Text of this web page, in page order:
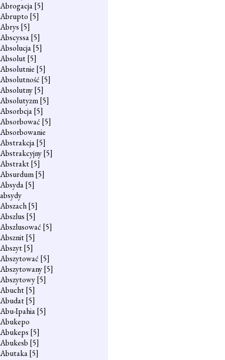
Abrogacja[5]
Abrupto [5]
Abrys [5]
Abscyssa[5]
Absolucja[5]
Absolut[5]
Absolutnie [5]
Absolutność [5]
Absolutny[5]
Absolutyzm[5]
Absorbcja[5]
Absorbować [5]
Absorbowanie
Abstrakcja[5]
Abstrakcyjny[5]
Abstrakt[5]
Absurdum[5]
Absyda[5]
absydy
Abszach[5]
Abszlus [5]
Abszlusować [5]
Absznit[5]
Abszyt[5]
Abszytować [5]
Abszytowany[5]
Abszytowy[5]
Abucht[5]
Abudat[5]
Abu-Ipahia[5]
Abukepo
Abukeps [5]
Abukesb [5]
Abutaka[5]